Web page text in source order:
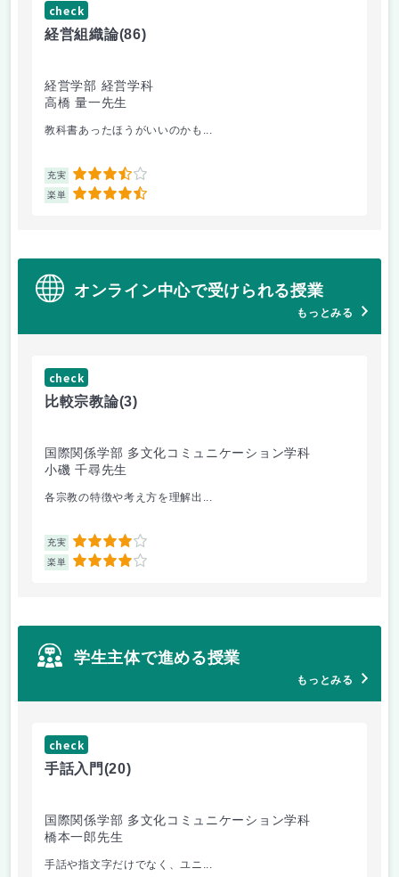
check
経営組織論(86)
経営学部 経営学科
高橋 量一先生
教科書あったほうがいいのかも...
充実 3.5
楽単 4.5
オンライン中心で受けられる授業
もっとみる
check
比較宗教論(3)
国際関係学部 多文化コミュニケーション学科
小磯 千尋先生
各宗教の特徴や考え方を理解出...
充実 4
楽単 4
学生主体で進める授業
もっとみる
check
手話入門(20)
国際関係学部 多文化コミュニケーション学科
橋本一郎先生
手話や指文字だけでなく、ユニ...